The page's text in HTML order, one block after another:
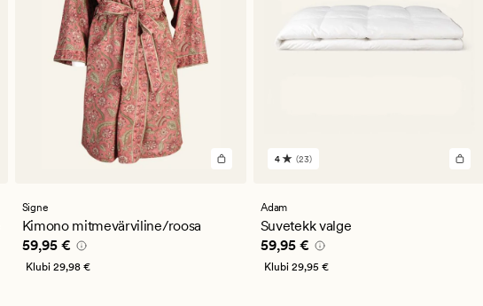
Signe
Kimono mitmevärviline/roosa
Pris_ee 59,95 €
59,95 €
Klubi 29,98 €
23
hinnanguga
4
4 (23)
Adam
Suvetekk valge
Pris_ee 59,95 €
59,95 €
Klubi 29,95 €